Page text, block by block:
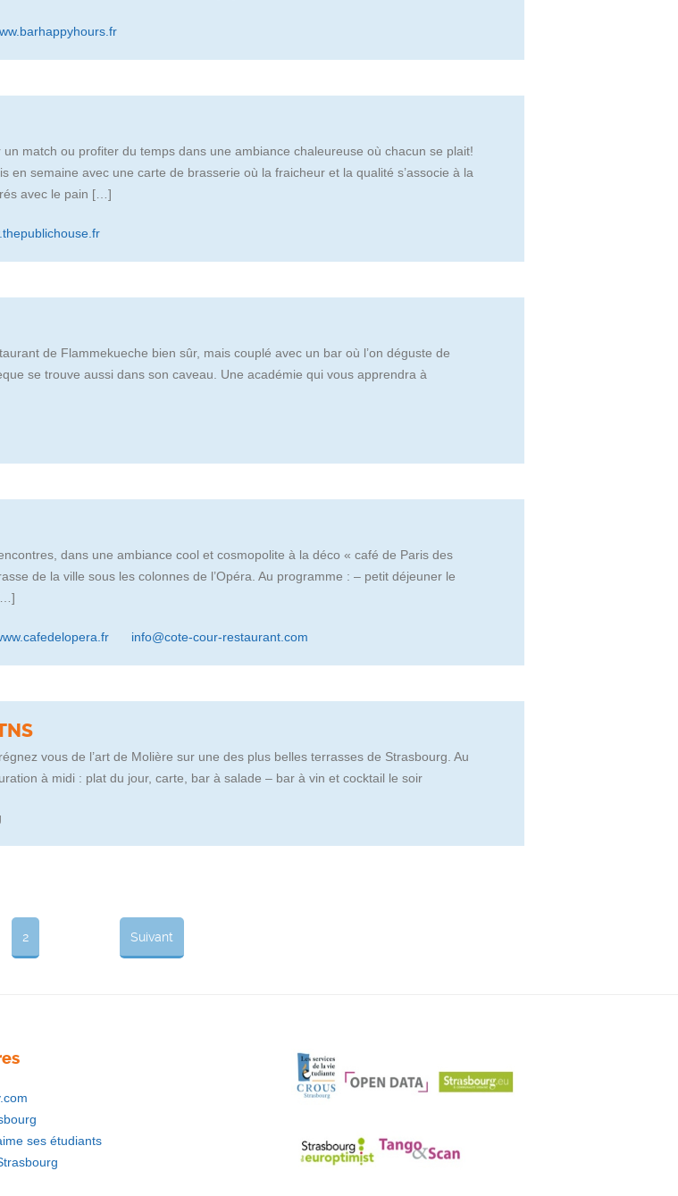
match ou profiter du temps dans une ambiance chaleureuse où chacun se plait!
en semaine avec une carte de brasserie où la fraicheur et la qualité s’associe à la
avec le pain […]
de Flammekueche bien sûr, mais couplé avec un bar où l’on déguste de
se trouve aussi dans son caveau. Une académie qui vous apprendra à
dans une ambiance cool et cosmopolite à la déco « café de Paris des
de la ville sous les colonnes de l’Opéra. Au programme : – petit déjeuner le
info@cote-cour-restaurant.com
vous de l’art de Molière sur une des plus belles terrasses de Strasbourg. Au
à midi : plat du jour, carte, bar à salade – bar à vin et cocktail le soir
2 Suivant
ses étudiants